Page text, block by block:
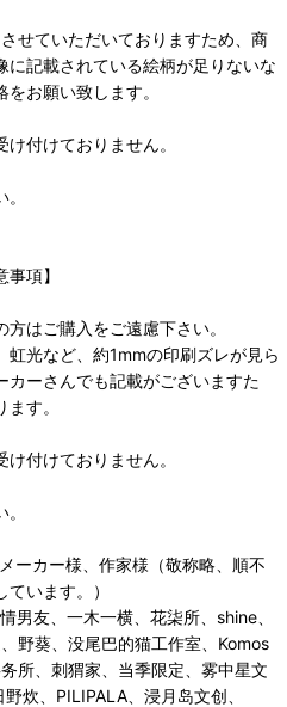
せていただいておりますため、商
記載されている絵柄が足りないな
お願い致します。
付けておりません。
項】
はご購入をご遠慮下さい。
光など、約1mmの印刷ズレが見ら
ーさんでも記載がございますた
す。
付けておりません。
カー様、作家様（敬称略、順不
います。）
友、一木一横、花柒所、shine、
野葵、没尾巴的猫工作室、Komos
所、刺猬家、当季限定、雾中星文
炊、PILIPALA、浸月岛文创、